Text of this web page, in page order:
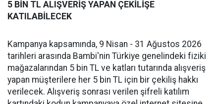
5 BİN TL ALIŞVERİŞ YAPAN ÇEKİLİŞE
KATILABİLECEK
Kampanya kapsamında, 9 Nisan - 31 Ağustos 2026
tarihleri arasında Bambi'nin Türkiye genelindeki fiziki
mağazalarından 5 bin TL ve katları tutarında alışveriş
yapan müşterilere her 5 bin TL için bir çekiliş hakkı
verilecek. Alışveriş sonrası verilen şifreli katılım